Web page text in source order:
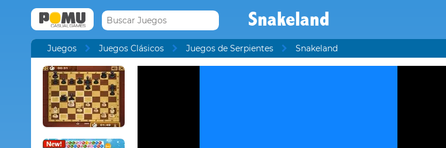
Snakeland
Juegos Juegos Clásicos Juegos de Serpientes Snakeland